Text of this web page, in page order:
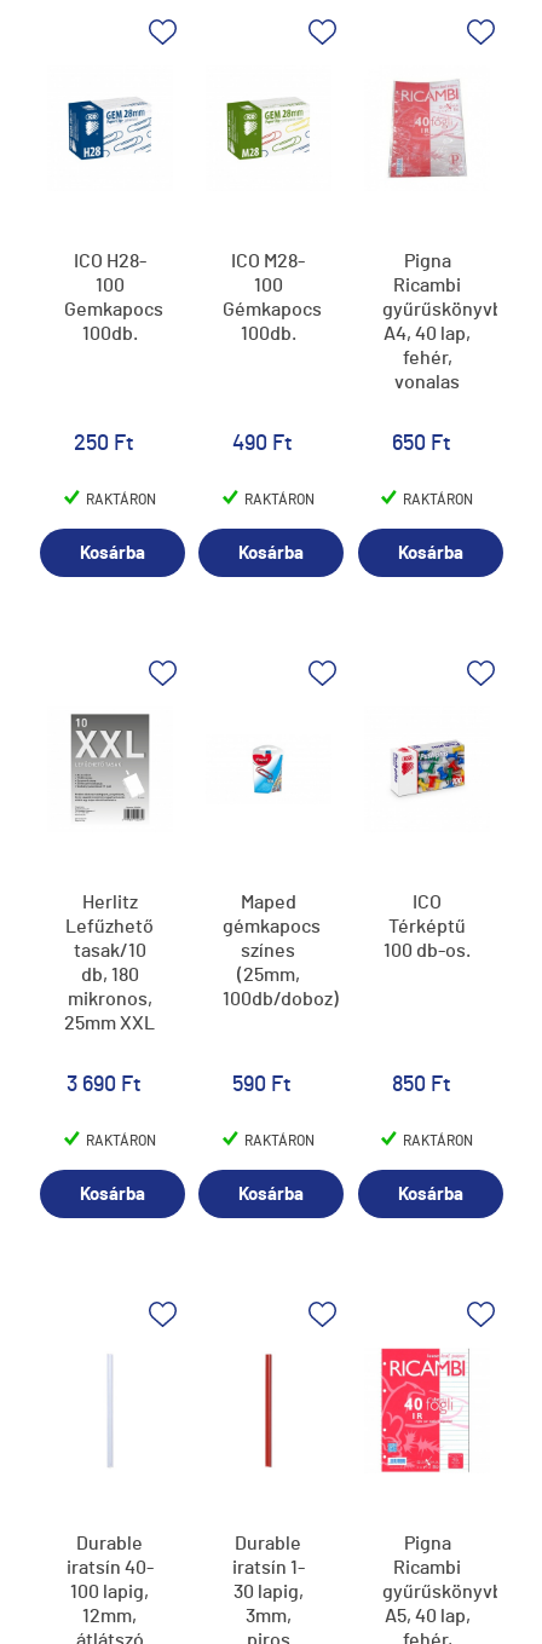
ICO H28-
100
Gemkapocs
100db.
250 Ft
RAKTÁRON
Kosárba
ICO M28-
100
Gémkapocs
100db.
490 Ft
RAKTÁRON
Kosárba
Pigna
Ricambi
gyűrűskönyvbetét
A4, 40 lap,
fehér,
vonalas
650 Ft
RAKTÁRON
Kosárba
Herlitz
Lefűzhető
tasak/10
db, 180
mikronos,
25mm XXL
3 690 Ft
RAKTÁRON
Kosárba
Maped
gémkapocs
színes
(25mm,
100db/doboz)
590 Ft
RAKTÁRON
Kosárba
ICO
Térképtű
100 db-os.
850 Ft
RAKTÁRON
Kosárba
Durable
iratsín 40-
100 lapig,
12mm,
Durable
iratsín 1-
30 lapig,
3mm,
Pigna
Ricambi
gyűrűskönyvbetét
A5, 40 lap,